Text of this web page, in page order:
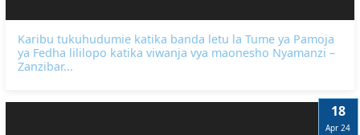
Karibu tukuhudumie katika banda letu la Tume ya Pamoja
ya Fedha lililopo katika viwanja vya maonesho Nyamanzi –
Zanzibar...
18
Apr 24